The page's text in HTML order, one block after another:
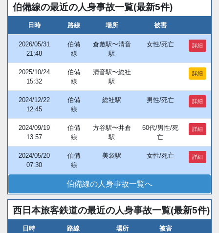
伯備線の最近の人身事故一覧(最新5件)
日時 路線 場所 被害
2026/05/31
21:48
伯備
線
倉敷駅〜清音
駅
女性/死亡 詳細
2025/10/24
15:32
伯備
線
清音駅〜総社
駅
詳細
2024/12/22
12:45
伯備
線
総社駅 男性/死亡 詳細
2024/09/19
13:57
伯備
線
方谷駅〜井倉
駅
60代/男性/死
亡
詳細
2024/05/20
07:30
伯備
線
美袋駅 女性/死亡 詳細
伯備線の人身事故一覧へ
西日本旅客鉄道の最近の人身事故一覧(最新5件)
日時 路線 場所 被害